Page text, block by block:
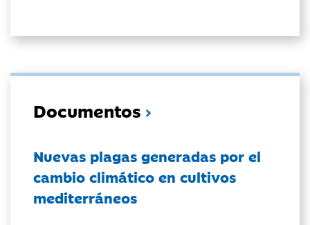
Documentos
Nuevas plagas generadas por el
cambio climático en cultivos
mediterráneos